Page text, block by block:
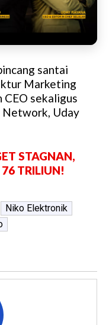
santai
Marketing
sekaligus
Network, Uday
STAGNAN,
76 TRILIUN!
Niko Elektronik